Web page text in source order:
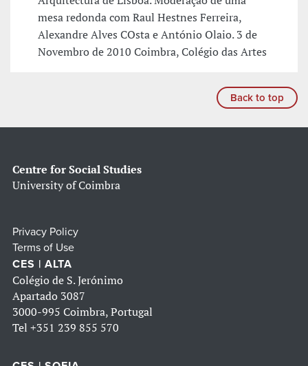
mesa redonda com Raul Hestnes Ferreira,
Alexandre Alves COsta e António Olaio. 3 de
Novembro de 2010 Coimbra, Colégio das Artes
Back to top
Centre for Social Studies
University of Coimbra
Privacy Policy
Terms of Use
CES | ALTA
Colégio de S. Jerónimo
Apartado 3087
3000-995 Coimbra, Portugal
Tel +351 239 855 570